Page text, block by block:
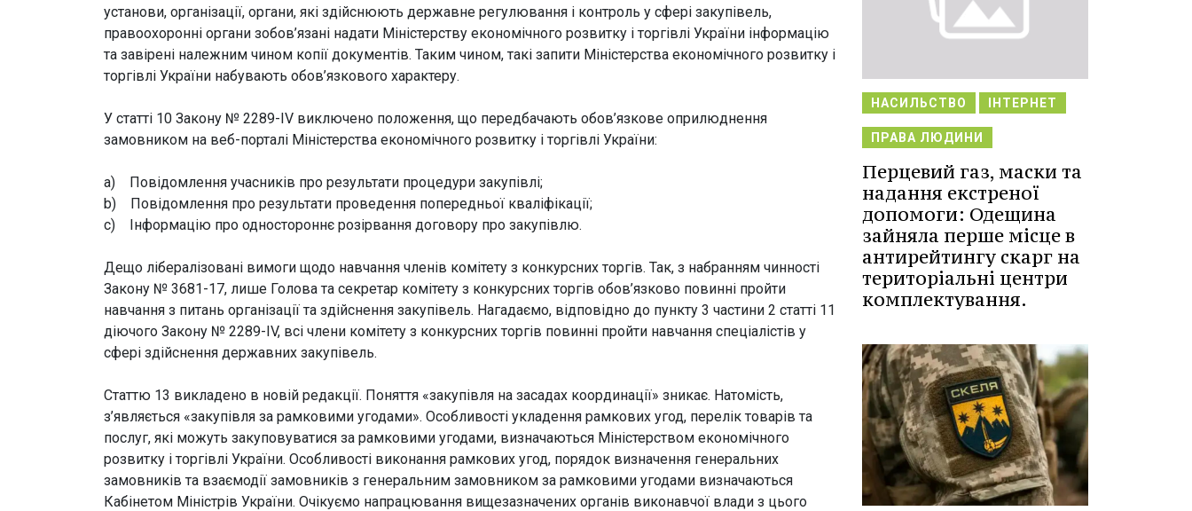
установи, організації, органи, які здійснюють державне регулювання і контроль у сфері закупівель,
правоохоронні органи зобов’язані надати Міністерству економічного розвитку і торгівлі України інформацію
та завірені належним чином копії документів. Таким чином, такі запити Міністерства економічного розвитку і
торгівлі України набувають обов’язкового характеру.
У статті 10 Закону № 2289-IV виключено положення, що передбачають обов’язкове оприлюднення
замовником на веб-порталі Міністерства економічного розвитку і торгівлі України:
a) Повідомлення учасників про результати процедури закупівлі;
b) Повідомлення про результати проведення попередньої кваліфікації;
c) Інформацію про одностороннє розірвання договору про закупівлю.
Дещо лібералізовані вимоги щодо навчання членів комітету з конкурсних торгів. Так, з набранням чинності
Закону № 3681-17, лише Голова та секретар комітету з конкурсних торгів обов’язково повинні пройти
навчання з питань організації та здійснення закупівель. Нагадаємо, відповідно до пункту 3 частини 2 статті 11
діючого Закону № 2289-IV, всі члени комітету з конкурсних торгів повинні пройти навчання спеціалістів у
сфері здійснення державних закупівель.
Статтю 13 викладено в новій редакції. Поняття «закупівля на засадах координації» зникає. Натомість,
з’являється «закупівля за рамковими угодами». Особливості укладення рамкових угод, перелік товарів та
послуг, які можуть закуповуватися за рамковими угодами, визначаються Міністерством економічного
розвитку і торгівлі України. Особливості виконання рамкових угод, порядок визначення генеральних
замовників та взаємодії замовників з генеральним замовником за рамковими угодами визначаються
Кабінетом Міністрів України. Очікуємо напрацювання вищезазначених органів виконавчої влади з цього
НАСИЛЬСТВО ІНТЕРНЕТ
ПРАВА ЛЮДИНИ
Перцевий газ, маски та
надання екстреної
допомоги: Одещина
зайняла перше місце в
антирейтингу скарг на
територіальні центри
комплектування.